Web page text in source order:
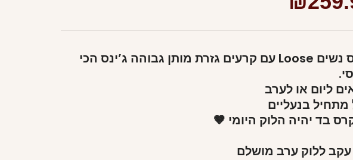
ג’ינס נשים Loose עם קרעים גזרת מותן גבוהה ג’ינס הכי
ליום או לערב
מתחיל בנעליים
בד יהיה הלוק היומי 🤎
עקב ללוק ערב מושלם